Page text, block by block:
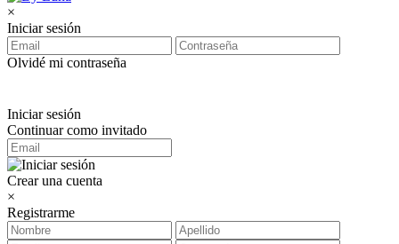
×
Iniciar sesión
Olvidé mi contraseña
Iniciar sesión
Continuar como invitado
Crear una cuenta
×
Registrarme